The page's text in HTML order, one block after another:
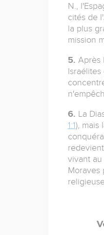
N.,
cités de
la plus
mission
5. Après
6. La
1:1), mais
vivant
Moraves